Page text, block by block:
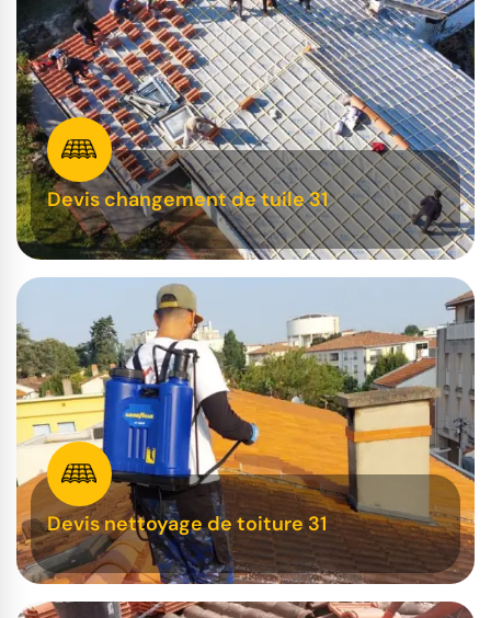
Devis changement de tuile 31
Devis nettoyage de toiture 31